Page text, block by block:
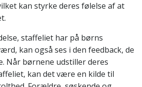
kan styrke deres følelse af at
staffeliet har på børns
kan også ses i den feedback, de
Når børnene udstiller deres
kan det være en kilde til